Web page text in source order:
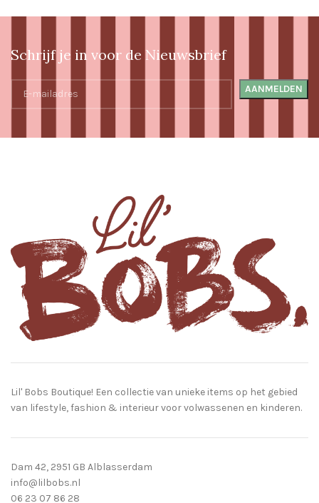
Schrijf je in voor de Nieuwsbrief
Lil' Bobs Boutique! Een collectie van unieke items op het gebied
van lifestyle, fashion & interieur voor volwassenen en kinderen.
Dam 42, 2951 GB Alblasserdam
info@lilbobs.nl
06 23 07 86 28